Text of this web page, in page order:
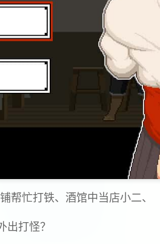
帮忙打铁、酒馆中当店小二、
打怪？